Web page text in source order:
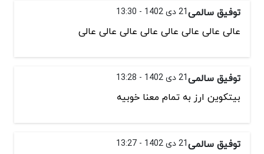
توفیق سالمی21 دی 1402 - 13:30
عالی عالی عالی عالی عالی عالی عالی عالی
توفیق سالمی21 دی 1402 - 13:28
بیتکوین ارز به تمام معنا خوبیه
توفیق سالمی21 دی 1402 - 13:27